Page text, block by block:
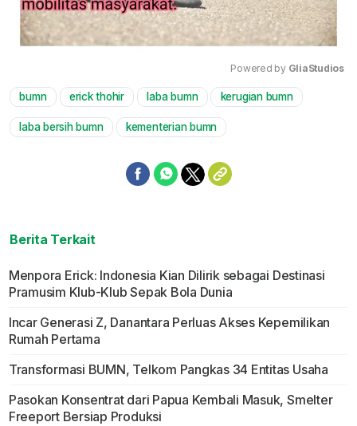
Mute
Powered by GliaStudios
bumn erick thohir laba bumn kerugian bumn
laba bersih bumn kementerian bumn
Berita Terkait
Menpora Erick: Indonesia Kian Dilirik sebagai Destinasi
Pramusim Klub-Klub Sepak Bola Dunia
Incar Generasi Z, Danantara Perluas Akses Kepemilikan
Rumah Pertama
Transformasi BUMN, Telkom Pangkas 34 Entitas Usaha
Pasokan Konsentrat dari Papua Kembali Masuk, Smelter
Freeport Bersiap Produksi